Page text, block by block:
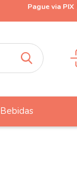
Pague via PIX
Bebidas